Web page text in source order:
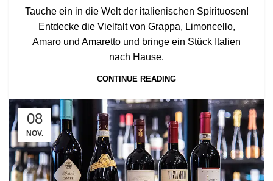
Tauche ein in die Welt der italienischen Spirituosen!
Entdecke die Vielfalt von Grappa, Limoncello,
Amaro und Amaretto und bringe ein Stück Italien
nach Hause.
CONTINUE READING
08
NOV.